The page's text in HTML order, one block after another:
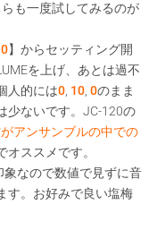
も一度試してみるのが
0】からセッティング開
を上げ、あとは過不
人的には0, 10, 0のまま
少ないです。JC-120の
アンサンブルの中での
オススメです。
象なので数値で見ずに音
す。お好みで良い塩梅